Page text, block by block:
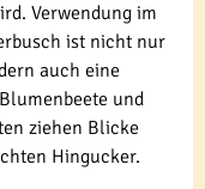
Verwendung im
ist nicht nur
auch eine
und
ziehen Blicke
Hingucker.